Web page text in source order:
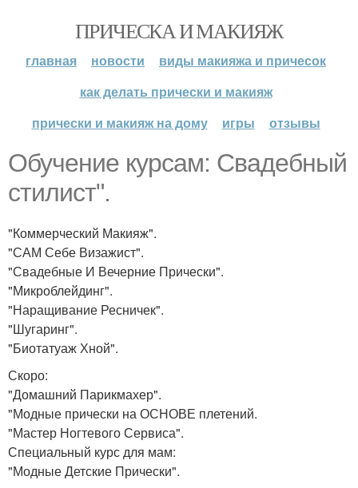
ПРИЧЕСКА И МАКИЯЖ
главная новости
виды макияжа и причесок
как делать прически и макияж
прически и макияж на дому
игры отзывы
Обучение курсам: Свадебный
стилист".
"Коммерческий Макияж".
"САМ Себе Визажист".
"Свадебные И Вечерние Прически".
"Микроблейдинг".
"Наращивание Ресничек".
"Шугаринг".
"Биотатуаж Хной".
Скоро:
"Домашний Парикмахер".
"Модные прически на ОСНОВЕ плетений.
"Мастер Ногтевого Сервиса".
Специальный курс для мам:
"Модные Детские Прически".